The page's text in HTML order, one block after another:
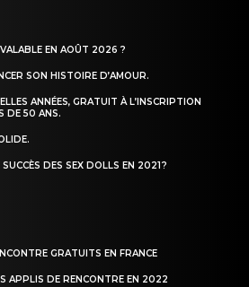
EN AOÛT 2026 ?
SON HISTOIRE D’AMOUR.
ANNÉES, GRATUIT À L’INSCRIPTION
DE 50 ANS.
DES SEX DOLLS EN 2021 ?
GRATUITS EN FRANCE
APPLIS DE RENCONTRE EN 2022